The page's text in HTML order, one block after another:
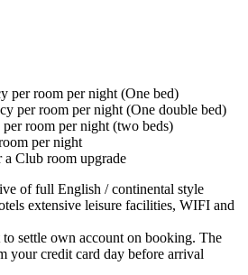
per room per night (One bed)
per room per night (One double bed)
room per night (two beds)
per night
Club room upgrade
of full English / continental style
extensive leisure facilities, WIFI and
settle own account on booking. The
your credit card day before arrival